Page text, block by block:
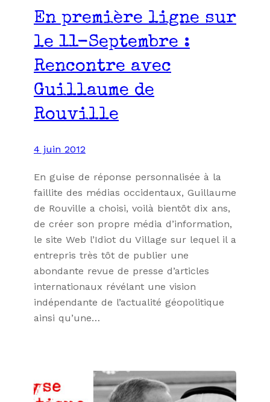
En première ligne sur
le 11-Septembre :
Rencontre avec
Guillaume de
Rouville
4 juin 2012
En guise de réponse personnalisée à la
faillite des médias occidentaux, Guillaume
de Rouville a choisi, voilà bientôt dix ans,
de créer son propre média d’information,
le site Web l’Idiot du Village sur lequel il a
entrepris très tôt de publier une
abondante revue de presse d’articles
internationaux révélant une vision
indépendante de l’actualité géopolitique
ainsi qu’une…